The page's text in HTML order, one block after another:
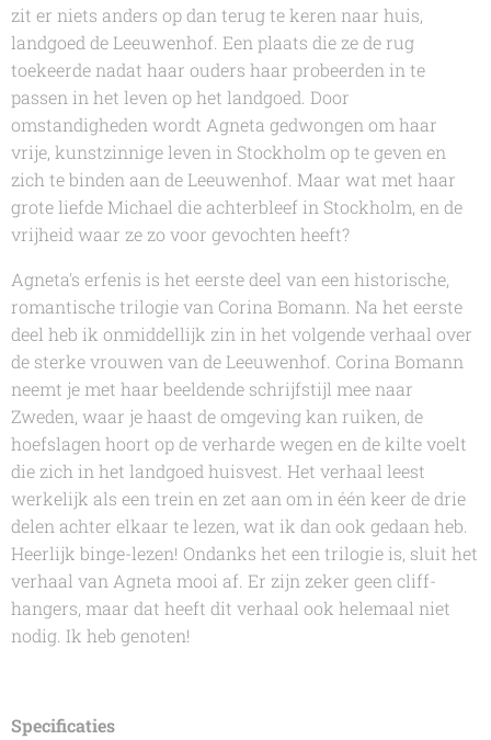
zit er niets anders op dan terug te keren naar huis,
landgoed de Leeuwenhof. Een plaats die ze de rug
toekeerde nadat haar ouders haar probeerden in te
passen in het leven op het landgoed. Door
omstandigheden wordt Agneta gedwongen om haar
vrije, kunstzinnige leven in Stockholm op te geven en
zich te binden aan de Leeuwenhof. Maar wat met haar
grote liefde Michael die achterbleef in Stockholm, en de
vrijheid waar ze zo voor gevochten heeft?
Agneta's erfenis is het eerste deel van een historische,
romantische trilogie van Corina Bomann. Na het eerste
deel heb ik onmiddellijk zin in het volgende verhaal over
de sterke vrouwen van de Leeuwenhof. Corina Bomann
neemt je met haar beeldende schrijfstijl mee naar
Zweden, waar je haast de omgeving kan ruiken, de
hoefslagen hoort op de verharde wegen en de kilte voelt
die zich in het landgoed huisvest. Het verhaal leest
werkelijk als een trein en zet aan om in één keer de drie
delen achter elkaar te lezen, wat ik dan ook gedaan heb.
Heerlijk binge-lezen! Ondanks het een trilogie is, sluit het
verhaal van Agneta mooi af. Er zijn zeker geen cliff-
hangers, maar dat heeft dit verhaal ook helemaal niet
nodig. Ik heb genoten!
Specificaties